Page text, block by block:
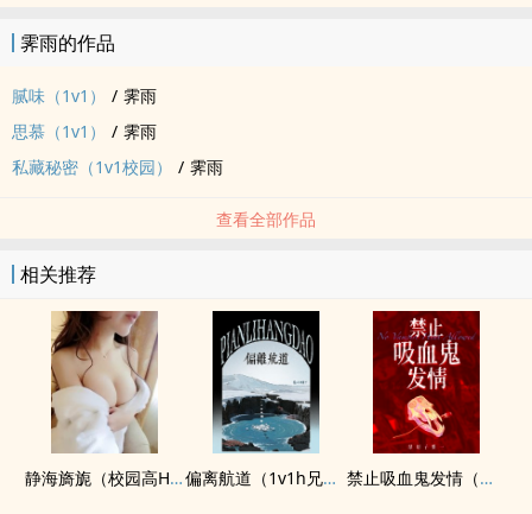
霁雨的作品
腻味（1v1） / 霁雨
思慕（1v1）
/ 霁雨
私藏秘密（1v1校园）
/ 霁雨
查看全部作品
相关推荐
静海旖旎（校园高H） 偏离航道（1v1h兄妹骨科bg） 禁止吸血鬼发情（姐狗高H 1v1）